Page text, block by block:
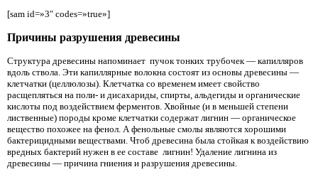
[sam id=»3″ codes=»true»]
Причины разрушения древесины
Структура древесины напоминает пучок тонких трубочек — капилляров
вдоль ствола. Эти капиллярные волокна состоят из основы древесины —
клетчатки (целлюлозы). Клетчатка со временем имеет свойство
расщепляться на поли- и дисахариды, спирты, альдегиды и органические
кислоты под воздействием ферментов. Хвойные (и в меньшей степени
лиственные) породы кроме клетчатки содержат лигнин — органическое
вещество похожее на фенол. А фенольные смолы являются хорошими
бактерицидными веществами. Чтоб древесина была стойкая к воздействию
вредных бактерий нужен в ее составе лигнин! Удаление лигнина из
древесины — причина гниения и разрушения древесины.